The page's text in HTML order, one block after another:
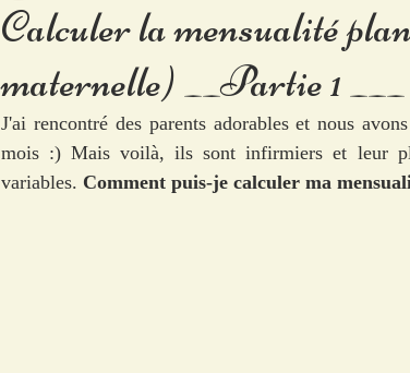
Calculer la mensualité
maternelle) __Partie 1 ___
J'ai rencontré des parents adorables et nous
mois :) Mais voilà, ils sont infirmiers et leur
variables. Comment puis-je calculer ma